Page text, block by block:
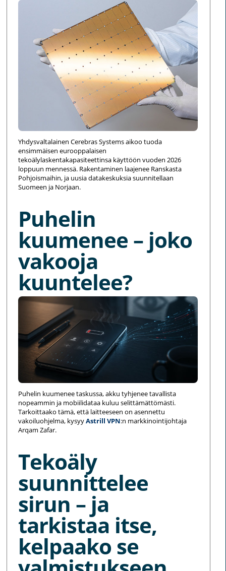
Yhdysvaltalainen Cerebras Systems aikoo tuoda
ensimmäisen eurooppalaisen
tekoälylaskentakapasiteettinsa käyttöön vuoden 2026
loppuun mennessä. Rakentaminen laajenee Ranskasta
Pohjoismaihin, ja uusia datakeskuksia suunnitellaan
Suomeen ja Norjaan.
Puhelin
kuumenee – joko
vakooja
kuuntelee?
Puhelin kuumenee taskussa, akku tyhjenee tavallista
nopeammin ja mobiilidataa kuluu selittämättömästi.
Tarkoittaako tämä, että laitteeseen on asennettu
vakoiluohjelma, kysyyAstrill VPN:n markkinointijohtaja
Arqam Zafar.
Tekoäly
suunnittelee
sirun – ja
tarkistaa itse,
kelpaako se